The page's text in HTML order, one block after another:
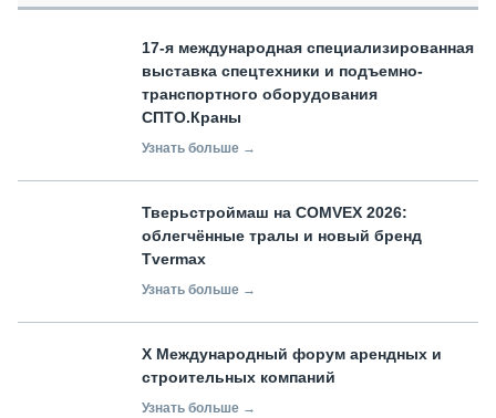
17-я международная специализированная
выставка спецтехники и подъемно-
транспортного оборудования
СПТО.Краны
Узнать больше →
Тверьстроймаш на COMVEX 2026:
облегчённые тралы и новый бренд
Tvermax
Узнать больше →
X Международный форум арендных и
строительных компаний
Узнать больше →